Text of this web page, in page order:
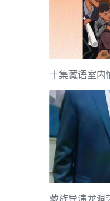
十集藏语室内
藏族导演龙洞